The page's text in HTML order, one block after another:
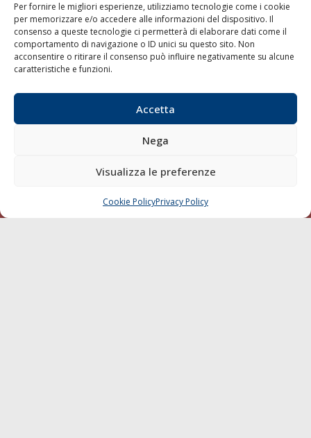
Per fornire le migliori esperienze, utilizziamo tecnologie come i cookie
per memorizzare e/o accedere alle informazioni del dispositivo. Il
consenso a queste tecnologie ci permetterà di elaborare dati come il
comportamento di navigazione o ID unici su questo sito. Non
acconsentire o ritirare il consenso può influire negativamente su alcune
caratteristiche e funzioni.
Accetta
Nega
Visualizza le preferenze
Cookie PolicyPrivacy Policy
Trasporti
Varie
Sostenibilità
Diporto
Chi siamo
SEGUI
CHIAMA SCRIVI